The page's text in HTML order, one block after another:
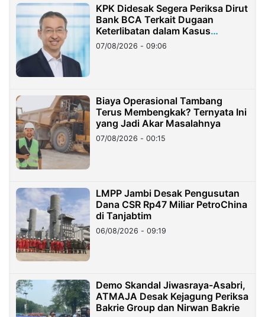
KPK Didesak Segera Periksa Dirut
Bank BCA Terkait Dugaan
Keterlibatan dalam Kasus
Hilangnya Dana Nasabah Rp2,58
Miliar
07/08/2026 - 09:06
Biaya Operasional Tambang
Terus Membengkak? Ternyata Ini
yang Jadi Akar Masalahnya
07/08/2026 - 00:15
LMPP Jambi Desak Pengusutan
Dana CSR Rp47 Miliar PetroChina
di Tanjabtim
06/08/2026 - 09:19
Demo Skandal Jiwasraya-Asabri,
ATMAJA Desak Kejagung Periksa
Bakrie Group dan Nirwan Bakrie